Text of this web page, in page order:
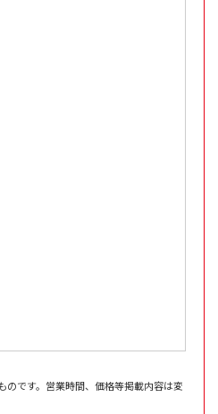
のです。営業時間、価格等掲載内容は変